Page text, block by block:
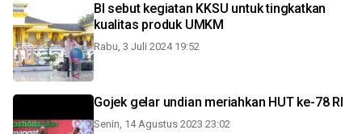
BI sebut kegiatan KKSU untuk tingkatkan
kualitas produk UMKM
Rabu, 3 Juli 2024 19:52
Gojek gelar undian meriahkan HUT ke-78 RI
Senin, 14 Agustus 2023 23:02